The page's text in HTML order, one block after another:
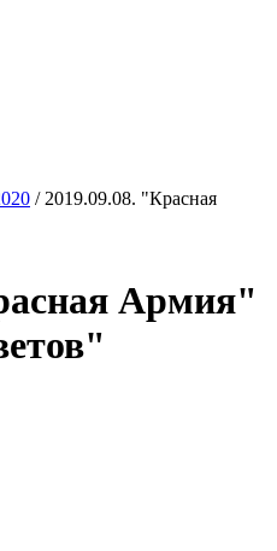
/ 2019.09.08. "Красная
Армия"